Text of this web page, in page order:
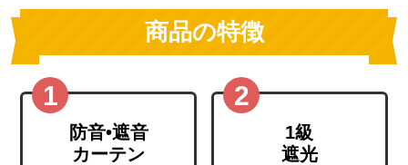
商品の特徴
防音•遮音
カーテン
1級
遮光